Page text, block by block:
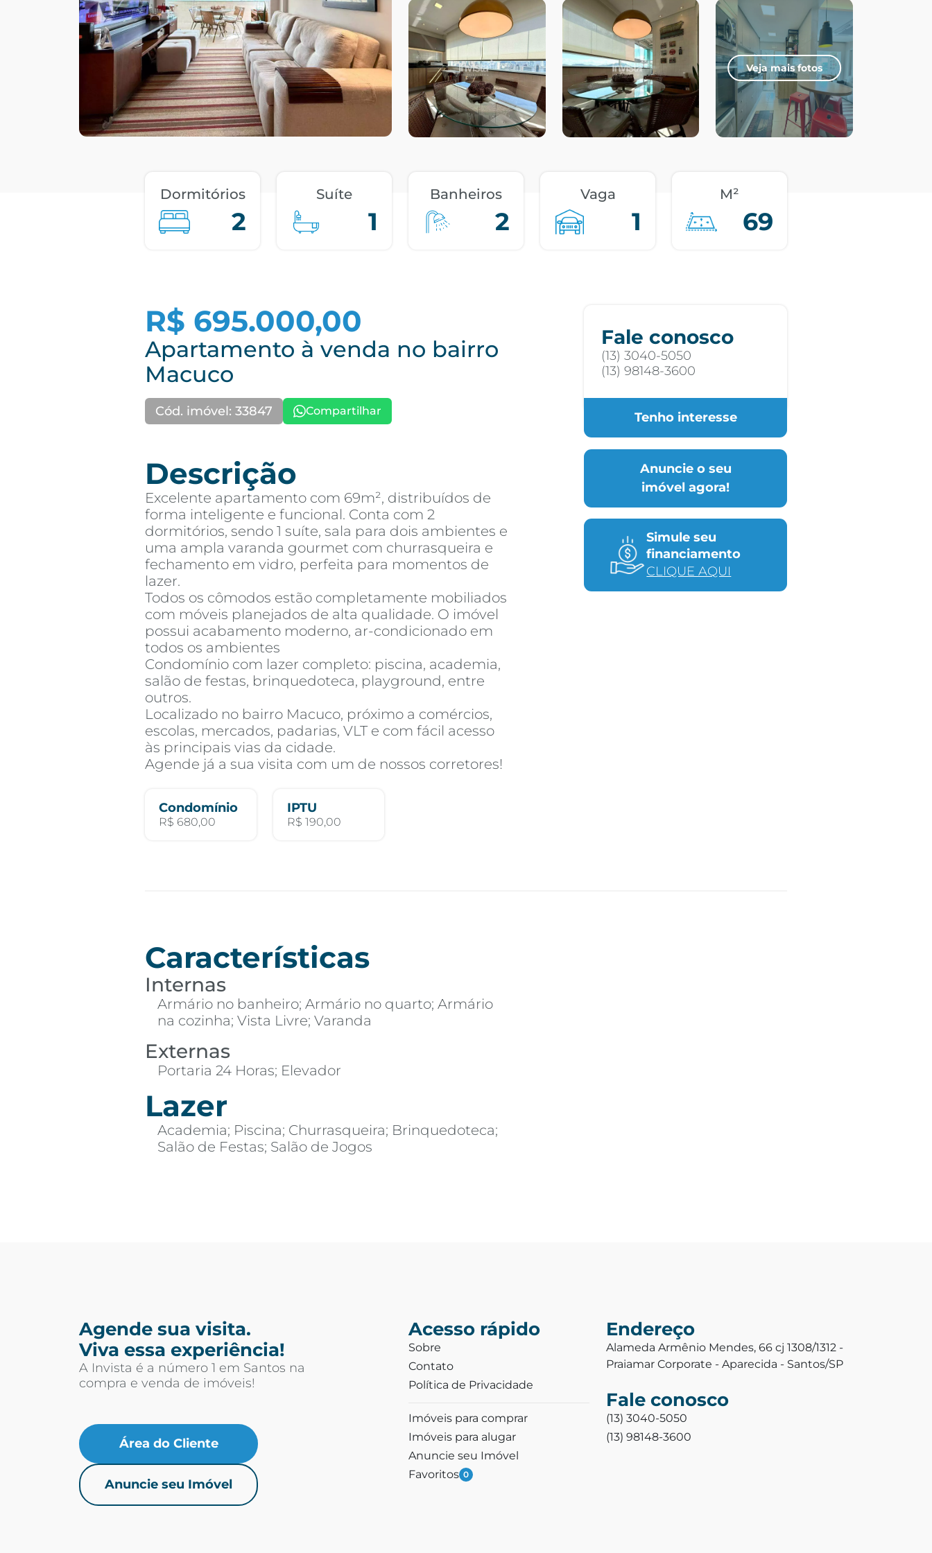
Veja mais fotos
Dormitórios
2
Suíte
1
Banheiros
2
Vaga
1
M²
69
R$ 695.000,00
Apartamento à venda no bairro
Macuco
Cód. imóvel: 33847 Compartilhar
Descrição
Excelente apartamento com 69m², distribuídos de
forma inteligente e funcional. Conta com 2
dormitórios, sendo 1 suíte, sala para dois ambientes e
uma ampla varanda gourmet com churrasqueira e
fechamento em vidro, perfeita para momentos de
lazer.
Todos os cômodos estão completamente mobiliados
com móveis planejados de alta qualidade. O imóvel
possui acabamento moderno, ar-condicionado em
todos os ambientes
Condomínio com lazer completo: piscina, academia,
salão de festas, brinquedoteca, playground, entre
outros.
Localizado no bairro Macuco, próximo a comércios,
escolas, mercados, padarias, VLT e com fácil acesso
às principais vias da cidade.
Agende já a sua visita com um de nossos corretores!
Condomínio
R$ 680,00
IPTU
R$ 190,00
Fale conosco
(13) 3040-5050
(13) 98148-3600
Tenho interesse
Anuncie o seu
imóvel agora!
Simule seu
financiamento
CLIQUE AQUI
Características
Internas
Armário no banheiro; Armário no quarto; Armário
na cozinha; Vista Livre; Varanda
Externas
Portaria 24 Horas; Elevador
Lazer
Academia; Piscina; Churrasqueira; Brinquedoteca;
Salão de Festas; Salão de Jogos
Agende sua visita.
Viva essa experiência!
A Invista é a número 1 em Santos na
compra e venda de imóveis!
Área do Cliente
Anuncie seu Imóvel
Acesso rápido
Sobre
Contato
Política de Privacidade
Imóveis para comprar
Imóveis para alugar
Anuncie seu Imóvel
Favoritos 0
Endereço
Alameda Armênio Mendes, 66 cj 1308/1312 -
Praiamar Corporate - Aparecida - Santos/SP
Fale conosco
(13) 3040-5050
(13) 98148-3600